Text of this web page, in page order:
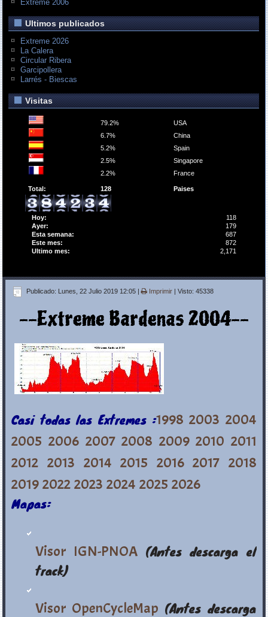
Extreme 2006
Ultimos publicados
Extreme 2026
La Calera
Circular Ribera
Garcipollera
Larrés - Biescas
Visitas
79.2%
USA
6.7%
China
5.2%
Spain
2.5%
Singapore
2.2%
France
Total: 128 Paises
Hoy:
118
Ayer:
179
Esta semana:
687
Este mes:
872
Ultimo mes:
2,171
Publicado: Lunes, 22 Julio 2019 12:05 | Imprimir | Visto: 45338
--Extreme Bardenas 2004--
Casi todas las Extremes :1998 2003 2004
2005 2006 2007 2008 2009 2010 2011
2012 2013 2014 2015 2016 2017 2018
2019 2022 2023 2024 2025 2026
Mapas:
Visor IGN-PNOA(Antes descarga el
track)
Visor OpenCycleMap (Antes descarga